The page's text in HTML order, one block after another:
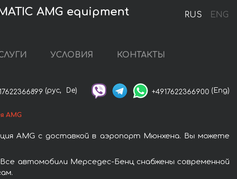
RUS ENG
AMG equipment
УСЛОВИЯ КОНТАКТЫ
(рус, De) +4917622366900 (Eng)
AMG
AMG с доставкой в аэропорт Мюнхена. Вы можете
автомобили Мерседес-Бенц снабжены современной